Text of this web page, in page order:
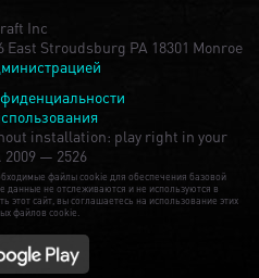
Inc
East Stroudsburg PA 18301 Monroe
installation: play right in your
2009 — 2526
файлы cookie для обеспечения базовой
данные не отслеживаются и не используются в
этот сайт, вы соглашаетесь на использование этих
файлов cookie.